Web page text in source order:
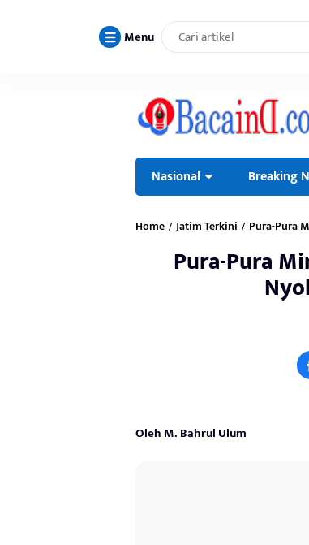
Menu
Nasional Breaking
Home / Jatim Terkini / Pura-Pura
Pura-Pura
Oleh M. Bahrul Ulum